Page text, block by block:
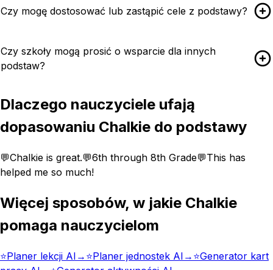
Czy mogę dostosować lub zastąpić cele z podstawy?
Czy szkoły mogą prosić o wsparcie dla innych
podstaw?
Dlaczego nauczyciele ufają
dopasowaniu Chalkie do podstawy
💬Chalkie is great.💬6th through 8th Grade💬This has
helped me so much!
Więcej sposobów, w jakie Chalkie
pomaga nauczycielom
⭐️Planer lekcji AI → ⭐️Planer jednostek AI → ⭐️Generator kart